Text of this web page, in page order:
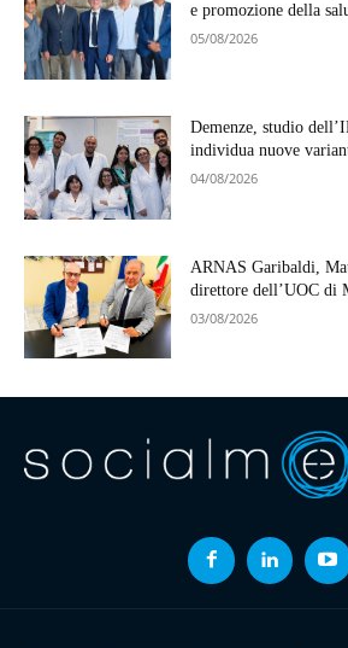
e promozione della
05/08/2026
Demenze, studio
individua nuove
04/08/2026
ARNAS Garibaldi,
direttore dell’UOC di
03/08/2026